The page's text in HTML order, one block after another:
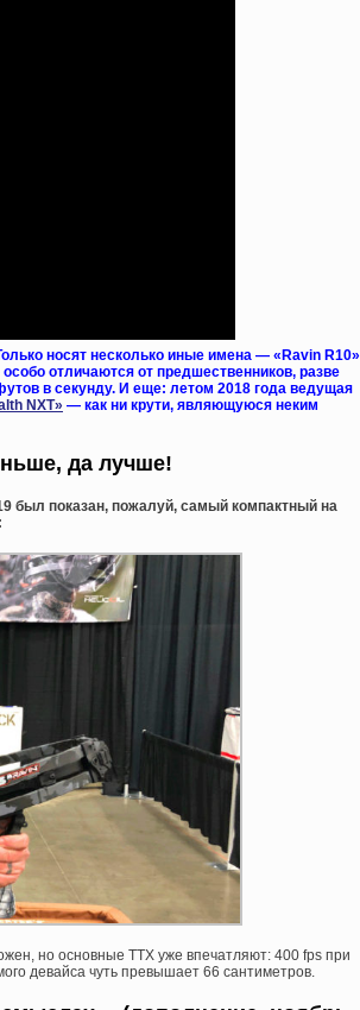
носят несколько иные имена — «Ravin R10»
отличаются от предшественников, разве
в секунду. И еще: летом 2018 года ведущая
NXT» — как ни крути, являющуюся неким
да лучше!
был показан, пожалуй, самый компактный на
но основные ТТХ уже впечатляют: 400 fps при
девайса чуть превышает 66 сантиметров.